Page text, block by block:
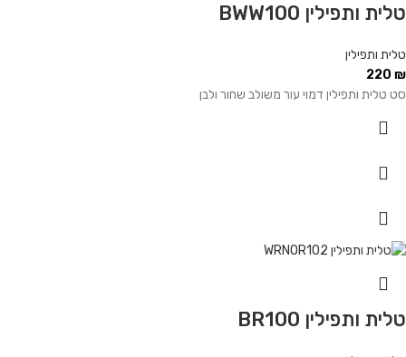
טלית ותפילין BWW100
טלית ותפילין
220 ₪
סט טלית ותפילין דמוי עור משולב שחור ולבן
טלית ותפילין BR100